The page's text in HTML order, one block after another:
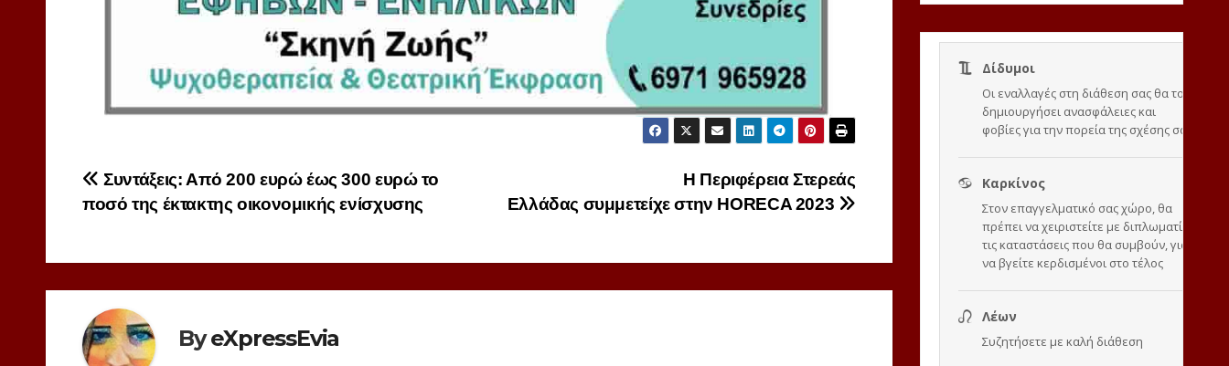
Πλοήγηση
άρθρων
Η Περιφέρεια Στερεάς
Ελλάδας συμμετείχε στην HORECA 2023
Συντάξεις: Από 200 ευρώ έως 300 ευρώ το
ποσό της έκτακτης οικονομικής ενίσχυσης
ByeXpressEvia